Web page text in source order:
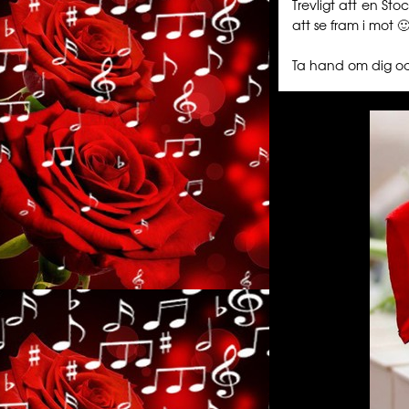
Trevligt att en
att se fram i mot
Ta hand om dig